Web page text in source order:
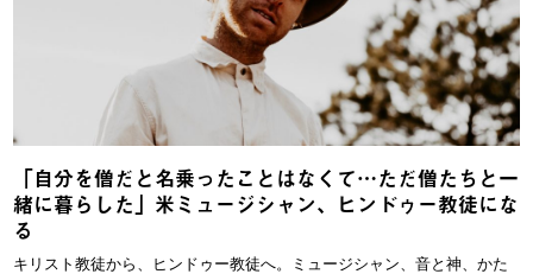
「自分を僧だと名乗ったことはなくて…ただ僧たちと一
緒に暮らした」米ミュージシャン、ヒンドゥー教徒にな
る
キリスト教徒から、ヒンドゥー教徒へ。ミュージシャン、音と神、かた